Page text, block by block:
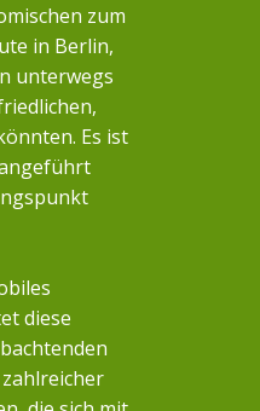
zum
in Berlin,
unterwegs
Es ist
diese